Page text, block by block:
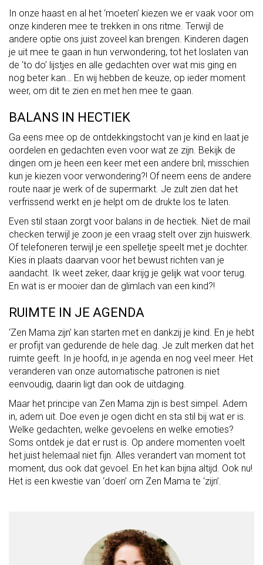
In onze haast en al het ‘moeten’ kiezen we er vaak voor om
onze kinderen mee te trekken in ons ritme. Terwijl de
andere optie ons juist zoveel kan brengen. Kinderen dagen
je uit mee te gaan in hun verwondering, tot het loslaten van
de ‘to do’ lijstjes en alle gedachten over wat mis ging en
nog beter kan… En wij hebben de keuze, op ieder moment
weer, om dit te zien en met hen mee te gaan.
BALANS IN HECTIEK
Ga eens mee op de ontdekkingstocht van je kind en laat je
oordelen en gedachten even voor wat ze zijn. Bekijk de
dingen om je heen een keer met een andere bril; misschien
kun je kiezen voor verwondering?! Of neem eens de andere
route naar je werk of de supermarkt. Je zult zien dat het
verfrissend werkt en je helpt om de drukte los te laten.
Even stil staan zorgt voor balans in de hectiek. Niet de mail
checken terwijl je zoon je een vraag stelt over zijn huiswerk.
Of telefoneren terwijl je een spelletje speelt met je dochter.
Kies in plaats daarvan voor het bewust richten van je
aandacht. Ik weet zeker, daar krijg je gelijk wat voor terug.
En wat is er mooier dan de glimlach van een kind?!
RUIMTE IN JE AGENDA
‘Zen Mama zijn’ kan starten met en dankzij je kind. En je hebt
er profijt van gedurende de hele dag. Je zult merken dat het
ruimte geeft. In je hoofd, in je agenda en nog veel meer. Het
veranderen van onze automatische patronen is niet
eenvoudig, daarin ligt dan ook de uitdaging.
Maar het principe van Zen Mama zijn is best simpel. Adem
in, adem uit. Doe even je ogen dicht en sta stil bij wat er is.
Welke gedachten, welke gevoelens en welke emoties?
Soms ontdek je dat er rust is. Op andere momenten voelt
het juist helemaal niet fijn. Alles verandert van moment tot
moment, dus ook dat gevoel. En het kan bijna altijd. Ook nu!
Het is een kwestie van ‘doen’ om Zen Mama te ‘zijn’.